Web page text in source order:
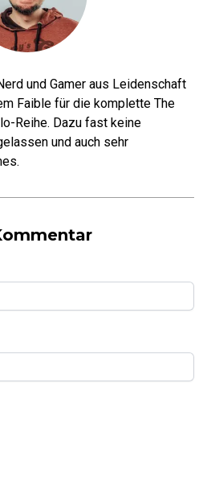
und Gamer aus Leidenschaft
Faible für die komplette The
Reihe. Dazu fast keine
und auch sehr